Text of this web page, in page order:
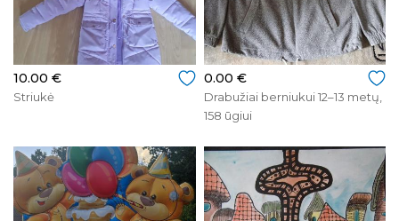
10.00 €
Striukė
0.00 €
Drabužiai berniukui 12–13 metų,
158 ūgiui